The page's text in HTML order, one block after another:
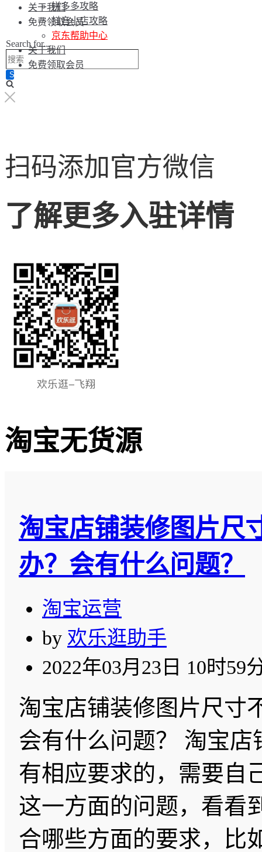
关于我们
免费领取会员
Search for...
拼多多攻略
抖音小店攻略
京东帮助中心
关于我们
免费领取会员
扫码添加官方微信
了解更多入驻详情
淘宝无货源
淘宝店铺装修图片尺
办？会有什么问题？
淘宝运营
by 欢乐逛助手
2022年03月23日 10时59
淘宝店铺装修图片尺寸
会有什么问题？ 淘宝店
有相应要求的，需要自
这一方面的问题，看看
合哪些方面的要求，